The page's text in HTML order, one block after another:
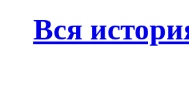
Вся